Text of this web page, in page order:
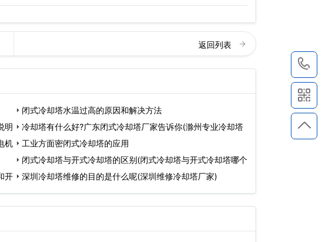
返回列表
闭式冷却塔水温过高的原因和解决方法
明
冷却塔有什么好?广东闭式冷却塔厂家告诉你(滁州专业冷却塔
机
工业方面密闭式冷却塔的应用
闭式冷却塔与开式冷却塔的区别(闭式冷却塔与开式冷却塔哪个
开
深圳冷却塔维修的目的是什么呢(深圳维修冷却塔厂家)